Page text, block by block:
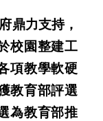
鼎力支持，
校園整建工
項教學軟硬
教育部評選
為教育部推